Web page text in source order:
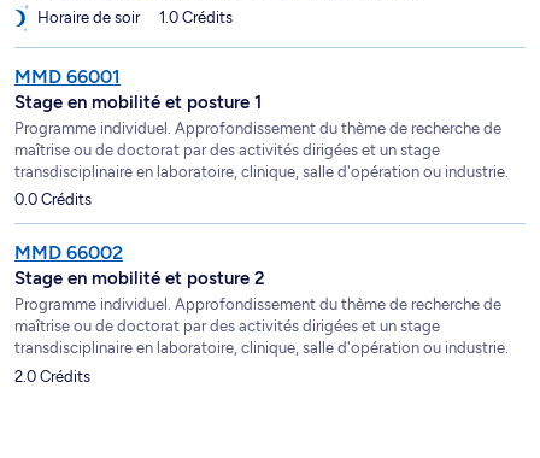
Horaire de soir
1.0 Crédits
MMD 66001
Stage en mobilité et posture 1
Programme individuel. Approfondissement du thème de recherche de
maîtrise ou de doctorat par des activités dirigées et un stage
transdisciplinaire en laboratoire, clinique, salle d'opération ou industrie.
0.0 Crédits
MMD 66002
Stage en mobilité et posture 2
Programme individuel. Approfondissement du thème de recherche de
maîtrise ou de doctorat par des activités dirigées et un stage
transdisciplinaire en laboratoire, clinique, salle d'opération ou industrie.
2.0 Crédits